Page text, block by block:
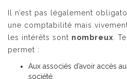
Il n’est pas légalement
une comptabilité mais
les intérêts sont nombreux .
permet :
Aux associés d’avoir accès
société,